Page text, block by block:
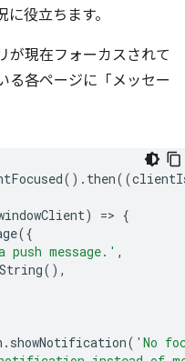
役立ちます。
が現在フォーカスされて
る各ページに「メッセー
(). then((
) => {
({
push message.' ,
(),
. showNotification( 'No